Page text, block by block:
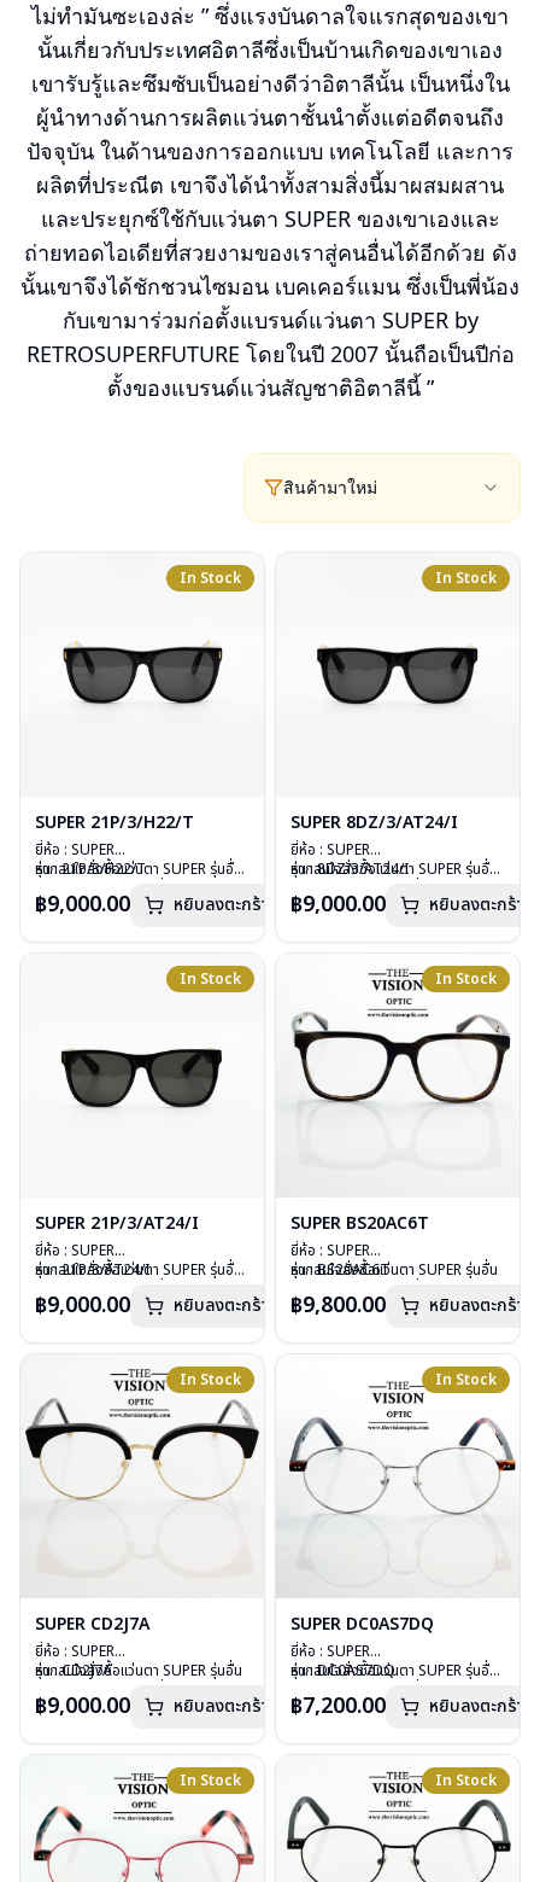
ไม่ทำมันซะเองล่ะ ” ซึ่งแรงบันดาลใจแรกสุดของเขา
นั้นเกี่ยวกับประเทศอิตาลีซึ่งเป็นบ้านเกิดของเขาเอง
เขารับรู้และซึมซับเป็นอย่างดีว่าอิตาลีนั้น เป็นหนึ่งใน
ผู้นำทางด้านการผลิตแว่นตาชั้นนำตั้งแต่อดีตจนถึง
ปัจจุบัน ในด้านของการออกแบบ เทคโนโลยี และการ
ผลิตที่ประณีต เขาจึงได้นำทั้งสามสิ่งนี้มาผสมผสาน
และประยุกซ์ใช้กับแว่นตา SUPER ของเขาเองและ
ถ่ายทอดไอเดียที่สวยงามของเราสู่คนอื่นได้อีกด้วย ดัง
นั้นเขาจึงได้ชักชวนไซมอน เบคเคอร์แมน ซึ่งเป็นพี่น้อง
กับเขามาร่วมก่อตั้งแบรนด์แว่นตา SUPER by
RETROSUPERFUTURE โดยในปี 2007 นั้นถือเป็นปีก่อ
ตั้งของแบรนด์แว่นสัญชาติอิตาลีนี้ ”
สินค้ามาใหม่
In Stock
SUPER 21P/3/H22/T
ยี่ห้อ : SUPER
รุ่น : 21P/3/H22/T
เลนส์ : กันแดดสีดำ
น้ำหนัก : 53 กรัม
อุปกรณ์ : กล่องแว่น, ผ้าเช็ดแว่น
หากสนใจสั่งชื้อแว่นตา SUPER รุ่นอื่น
ติดต่อเราคลิก
฿9,000.00 หยิบลงตะกร้า
In Stock
SUPER 8DZ/3/AT24/I
ยี่ห้อ : SUPER
รุ่น : 8DZ/3/AT24/I
เลนส์ : กันแดดสีดำ
น้ำหนัก : 50 กรัม
อุปกรณ์ : กล่องแว่น, ผ้าเช็ดแว่น
การรับประกัน : 1 ปี
หากสนใจสั่งชื้อแว่นตา SUPER รุ่นอื่น
ติดต่อเราคลิก
฿9,000.00 หยิบลงตะกร้า
In Stock
SUPER 21P/3/AT24/I
ยี่ห้อ : SUPER
รุ่น : 21P/3/AT24/I
เลนส์ : กันแดดสีดำ
น้ำหนัก : 52 กรัม
อุปกรณ์ : กล่องแว่น, ผ้าเช็ดแว่น
การรับประกัน : 1 ปี
หากสนใจสั่งชื้อแว่นตา SUPER รุ่นอื่น
ติดต่อเราคลิก
฿9,000.00 หยิบลงตะกร้า
In Stock
SUPER BS20AC6T
ยี่ห้อ : SUPER
รุ่น : BS20AC6T
เลนส์ : Demo Lens
น้ำหนัก : 28 กรัม
อุปกรณ์ : กล่องแว่น, ผ้าเช็ดแว่น
การรับประกัน : 1 ปี
หากสนใจสั่งชื้อแว่นตา SUPER รุ่นอื่น
ติดต่อเราคลิก
สั่งกรุณาติดต่อเราคลิก
฿9,800.00 หยิบลงตะกร้า
In Stock
SUPER CD2J7A
ยี่ห้อ : SUPER
รุ่น : CD2J7A
เลนส์ : Demo Lens
น้ำหนัก : 33 กรัม
อุปกรณ์ : กล่องแว่น, ผ้าเช็ดแว่น
การรับประกัน : 1 ปี
หากสนใจสั่งชื้อแว่นตา SUPER รุ่นอื่น
ติดต่อเราคลิก
สั่งกรุณาติดต่อเราคลิก
฿9,000.00 หยิบลงตะกร้า
In Stock
SUPER DC0AS7DQ
ยี่ห้อ : SUPER
รุ่น : DC0AS7DQ
เลนส์ : Demo Lens
น้ำหนัก : 33 กรัม
อุปกรณ์ : กล่องแว่น, ผ้าเช็ดแว่น
การรับประกัน : 1 ปี
หากสนใจสั่งชื้อแว่นตา SUPER รุ่นอื่น
ติดต่อเราคลิก
฿7,200.00 หยิบลงตะกร้า
In Stock In Stock